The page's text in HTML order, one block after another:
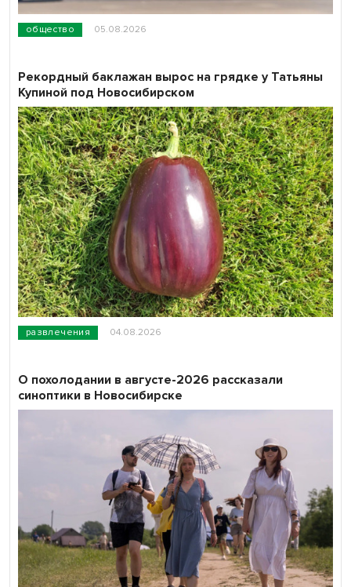
общество 05.08.2026
развлечения 04.08.2026
Рекордный баклажан вырос на грядке у Татьяны
Купиной под Новосибирском
О похолодании в августе-2026 рассказали
синоптики в Новосибирске